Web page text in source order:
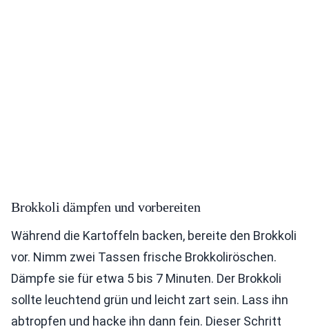
Brokkoli dämpfen und vorbereiten
Während die Kartoffeln backen, bereite den Brokkoli
vor. Nimm zwei Tassen frische Brokkoliröschen.
Dämpfe sie für etwa 5 bis 7 Minuten. Der Brokkoli
sollte leuchtend grün und leicht zart sein. Lass ihn
abtropfen und hacke ihn dann fein. Dieser Schritt